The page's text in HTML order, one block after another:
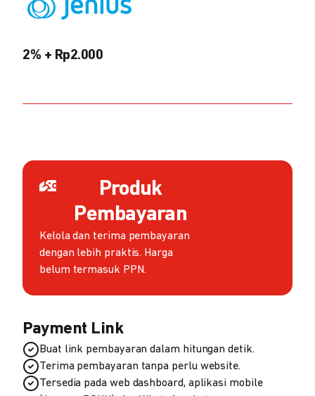
2% + Rp2.000
Produk
Pembayaran
Kelola dan terima pembayaran
dengan lebih praktis. Harga
belum termasuk PPN.
Payment Link
Buat link pembayaran dalam hitungan detik.
Terima pembayaran tanpa perlu website.
Tersedia pada web dashboard, aplikasi mobile